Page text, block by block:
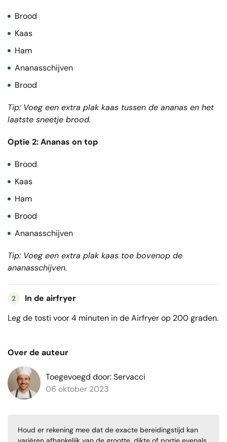
Brood
Kaas
Ham
Ananasschijven
Brood
Tip: Voeg een extra plak kaas tussen de ananas en het
laatste sneetje brood.
Optie 2: Ananas on top
Brood
Kaas
Ham
Brood
Ananasschijven
Tip: Voeg een extra plak kaas toe bovenop de
ananasschijven.
2
In de airfryer
Leg de tosti voor 4 minuten in de Airfryer op 200 graden.
Over de auteur
Toegevoegd door: Servacci
06 oktober 2023
Houd er rekening mee dat de exacte bereidingstijd kan